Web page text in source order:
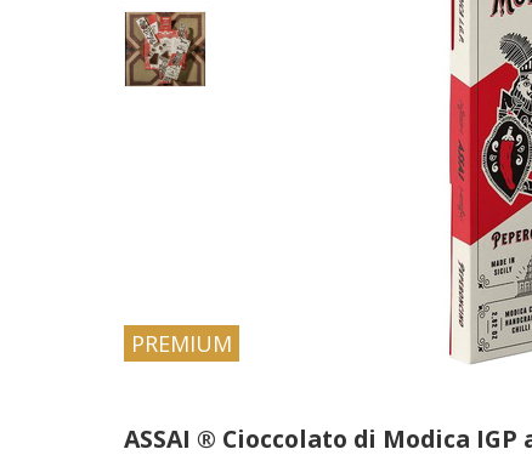
PREMIUM
ASSAI ® Cioccolato di Modica IGP